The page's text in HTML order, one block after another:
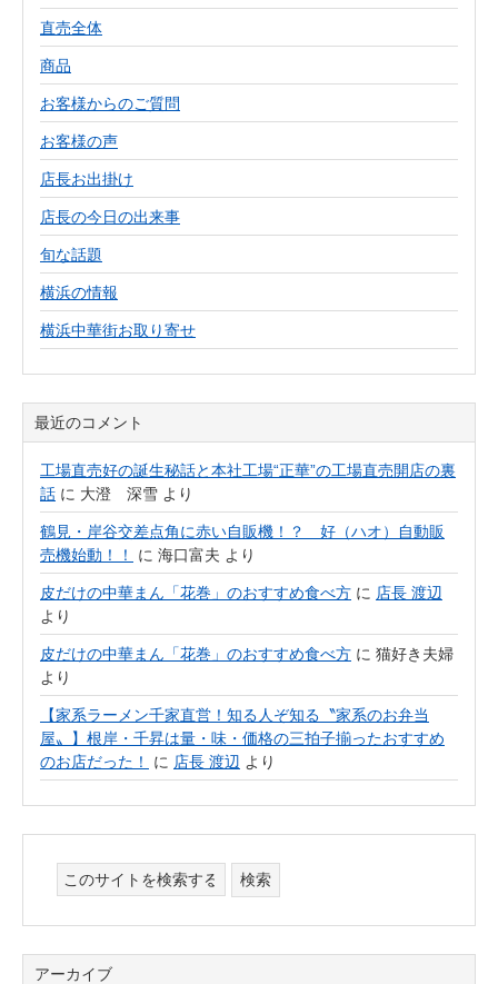
直売全体
商品
お客様からのご質問
お客様の声
店長お出掛け
店長の今日の出来事
旬な話題
横浜の情報
横浜中華街お取り寄せ
最近のコメント
工場直売好の誕生秘話と本社工場“正華”の工場直売開店の裏
話 に 大澄 深雪 より
鶴見・岸谷交差点角に赤い自販機！？ 好（ハオ）自動販
売機始動！！
に 海口富夫 より
皮だけの中華まん「花巻」のおすすめ食べ方 に 店長 渡辺
より
皮だけの中華まん「花巻」のおすすめ食べ方 に 猫好き夫婦
より
【家系ラーメン千家直営！知る人ぞ知る〝家系のお弁当
屋〟】根岸・千昇は量・味・価格の三拍子揃ったおすすめ
のお店だった！
に 店長 渡辺 より
アーカイブ